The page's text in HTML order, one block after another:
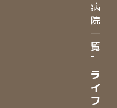
病
院
一
覧
ラ
イ
フ
ラ
イ
フ